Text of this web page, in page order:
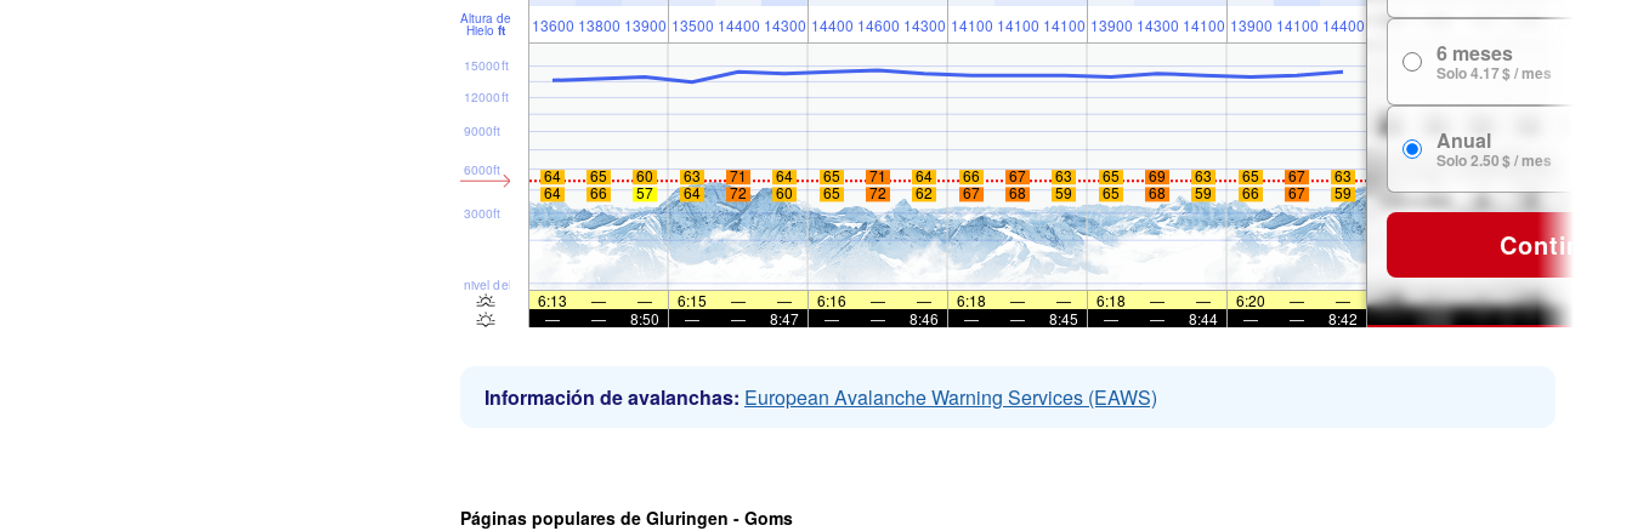
Altura de
Hielo ft 13600 13800 13900 13500 14400 14300 14400 14600 14300 14100 14100 14100 13900 14300 14100 13900 14100 14400
nivel del mar
3000ft
6000ft
9000ft
12000ft
15000ft
64 65 60 63 71 64 65 71 64 66 67 63 65 69 63 65 67
63
64
66 57 64 72 60 65 72 62 67 68 59 65 68 59 66 67 59
6:13 — — 6:15 — — 6:16 — — 6:18 — — 6:18 — — 6:20 —
—
—
— 8:50 — — 8:47 — — 8:46 — — 8:45 — — 8:44 — — 8:42
6 meses
Solo 4.17 $ / mes
Anual
Solo 2.50 $ / mes
Continuar
Información de avalanchas: European Avalanche Warning Services (EAWS)
Páginas populares de Gluringen - Goms